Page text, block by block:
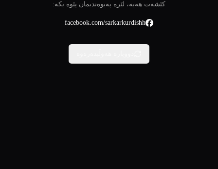
کێشەت هەیە، لێرە پەیوەندیمان پێوە بکە:
facebook.com/sarkarkurdishh